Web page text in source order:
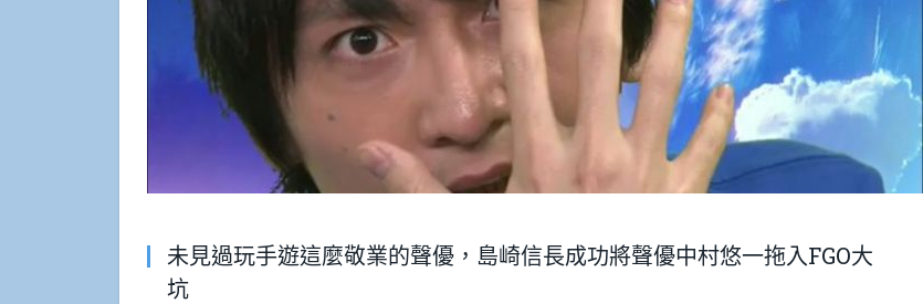
未見過玩手遊這麼敬業的聲優，島崎信長成功將聲優中村悠一拖入FGO大
坑